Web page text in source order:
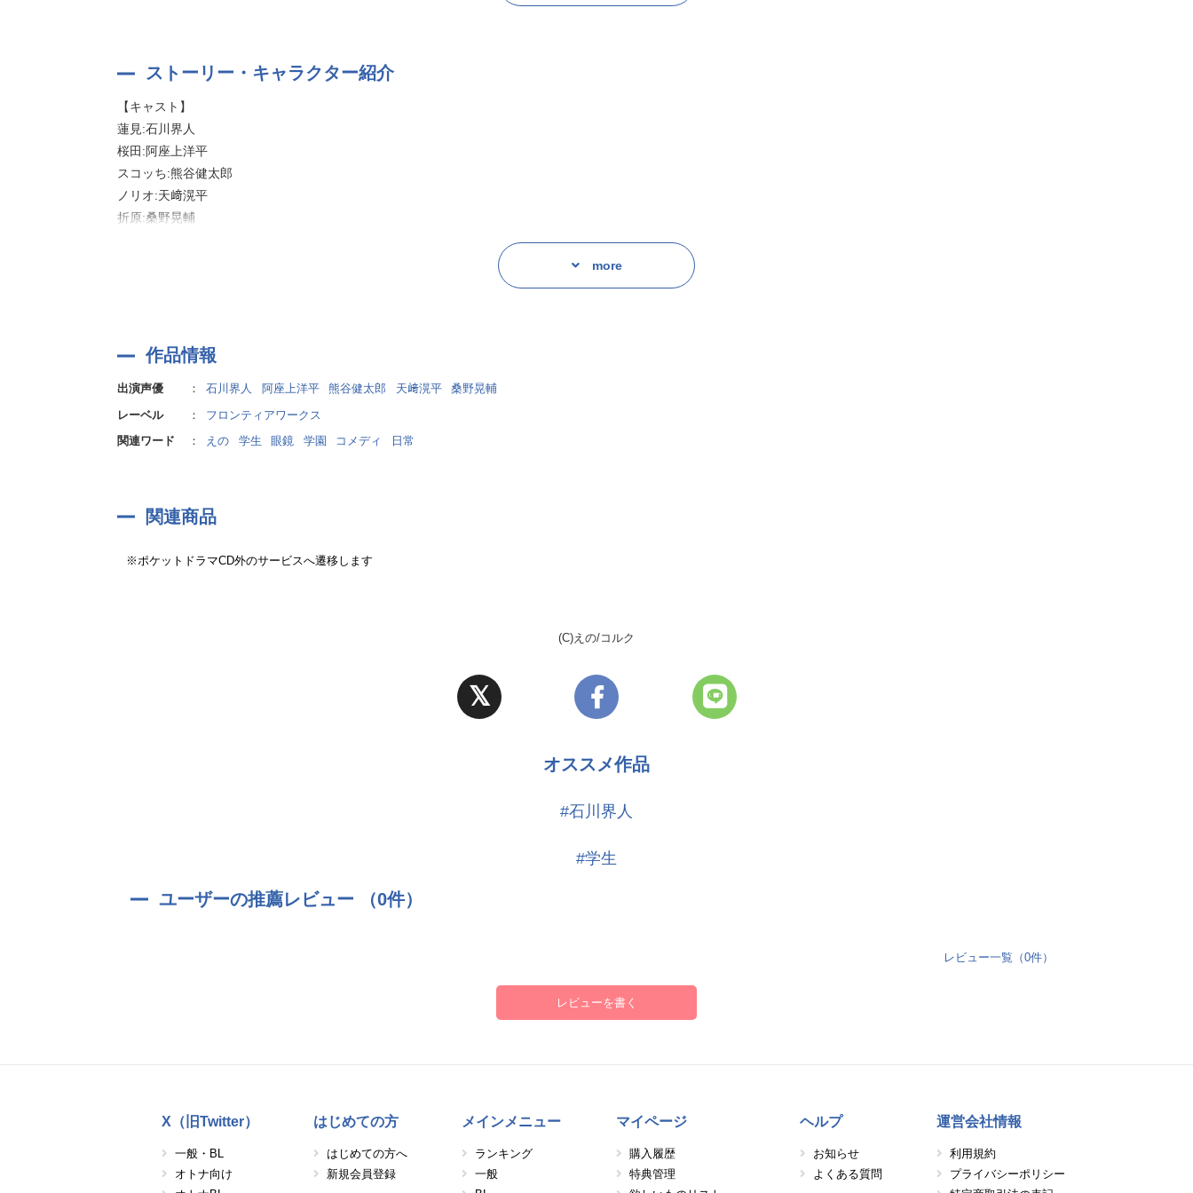
届けします!
校内放送風のボーナストラックに加え、音声特典としてキャストトークも配信。
「口の悪い男子校マネージャー」の世界を余すことなくお楽しみください!!
【スタッフ】
原作:えの「口の悪い男子校マネージャーのサポート力が凄すぎる」
脚本:成尾 渚
音響制作担当:小宮 萌
録音スタジオ:スタジオトロン
ストーリー・キャラクター紹介
【キャスト】
蓮見:石川界人
桜田:阿座上洋平
スコッち:熊谷健太郎
ノリオ:天﨑滉平
折原:桑野晃輔
more
作品情報
出演声優 ： 石川界人 阿座上洋平 熊谷健太郎 天﨑滉平
桑野晃輔
レーベル
：
フロンティアワークス
関連ワード
： えの 学生 眼鏡 学園 コメディ 日常
関連商品
※ポケットドラマCD外のサービスへ遷移します
(C)えの/コルク
オススメ作品
#石川界人
#学生
ユーザーの推薦レビュー （0件）
レビュー一覧（0件）
レビューを書く
X（旧Twitter）
一般・BL
オトナ向け
はじめての方
はじめての方へ
新規会員登録
メインメニュー
ランキング
一般
マイページ
購入履歴
特典管理
ヘルプ
お知らせ
よくある質問
運営会社情報
利用規約
プライバシーポリシー